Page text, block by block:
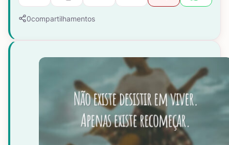
0compartilhamentos